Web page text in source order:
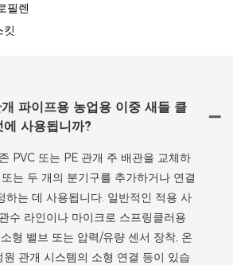
필렌
파이프용 농업용 이중 새들 클
에 사용됩니까?
PVC 또는 PE 관개 주 배관을 교체하
는 두 개의 분기구를 추가하거나 연결
하는 데 사용됩니다. 일반적인 적용 사
수 라인이나 마이크로 스프링클러용
형 밸브 또는 압력/유량 센서 장착, 온
원 관개 시스템의 소형 연결 등이 있습